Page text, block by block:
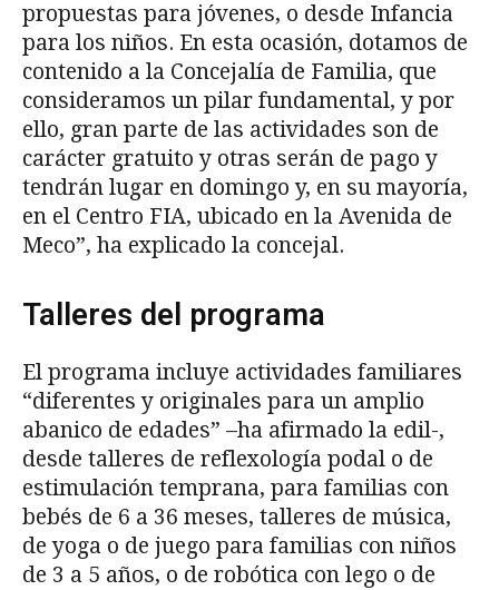
propuestas para jóvenes, o desde Infancia
para los niños. En esta ocasión, dotamos de
contenido a la Concejalía de Familia, que
consideramos un pilar fundamental, y por
ello, gran parte de las actividades son de
carácter gratuito y otras serán de pago y
tendrán lugar en domingo y, en su mayoría,
en el Centro FIA, ubicado en la Avenida de
Meco”, ha explicado la concejal.
Talleres del programa
El programa incluye actividades familiares
“diferentes y originales para un amplio
abanico de edades” –ha afirmado la edil-,
desde talleres de reflexología podal o de
estimulación temprana, para familias con
bebés de 6 a 36 meses, talleres de música,
de yoga o de juego para familias con niños
de 3 a 5 años, o de robótica con lego o de